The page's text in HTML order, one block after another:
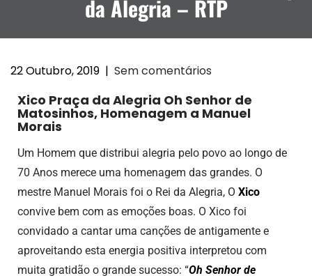
da Alegria – RTP
22 Outubro, 2019 | Sem comentários
Xico Praça da Alegria Oh Senhor de
Matosinhos, Homenagem a Manuel
Morais
Um Homem que distribui alegria pelo povo ao longo de
70 Anos merece uma homenagem das grandes. O
mestre Manuel Morais foi o Rei da Alegria, O Xico
convive bem com as emoções boas. O Xico foi
convidado a cantar uma canções de antigamente e
aproveitando esta energia positiva interpretou com
muita gratidão o grande sucesso: “Oh Senhor de